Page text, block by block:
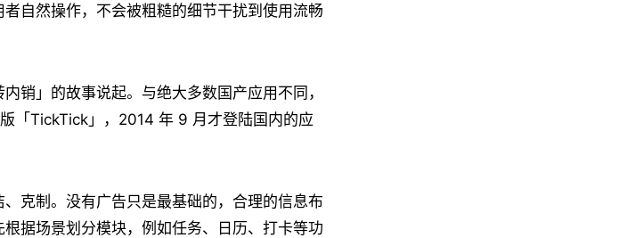
自然操作，不会被粗糙的细节干扰到使用流畅
销」的故事说起。与绝大多数国产应用不同，
「TickTick」，2014 年 9 月才登陆国内的应
克制。没有广告只是最基础的，合理的信息布
据场景划分模块，例如任务、日历、打卡等功